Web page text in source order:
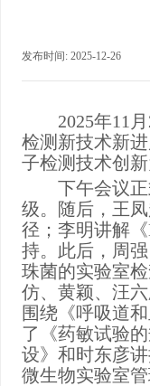
发布时间: 2025-12-26
2025年11
检测新技术新
子检测技术创
下午会议
级。随后，王
径；李明讲解《
持。此后，周
珠菌的实验室
仿、黄颖、汪
围绕《呼吸道
了《药敏试验
设》和时东彦
微生物实验室